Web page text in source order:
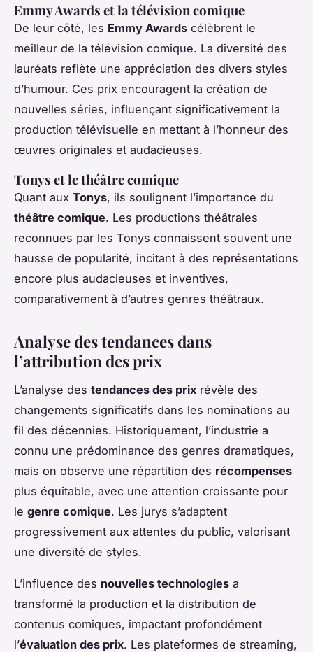
Emmy Awards et la télévision comique
De leur côté, les Emmy Awards célèbrent le
meilleur de la télévision comique. La diversité des
lauréats reflète une appréciation des divers styles
d’humour. Ces prix encouragent la création de
nouvelles séries, influençant significativement la
production télévisuelle en mettant à l’honneur des
œuvres originales et audacieuses.
Tonys et le théâtre comique
Quant aux Tonys, ils soulignent l’importance du
théâtre comique. Les productions théâtrales
reconnues par les Tonys connaissent souvent une
hausse de popularité, incitant à des représentations
encore plus audacieuses et inventives,
comparativement à d’autres genres théâtraux.
Analyse des tendances dans
l’attribution des prix
L’analyse des tendances des prix révèle des
changements significatifs dans les nominations au
fil des décennies. Historiquement, l’industrie a
connu une prédominance des genres dramatiques,
mais on observe une répartition des récompenses
plus équitable, avec une attention croissante pour
le genre comique. Les jurys s’adaptent
progressivement aux attentes du public, valorisant
une diversité de styles.
L’influence des nouvelles technologies a
transformé la production et la distribution de
contenus comiques, impactant profondément
l’évaluation des prix. Les plateformes de streaming,